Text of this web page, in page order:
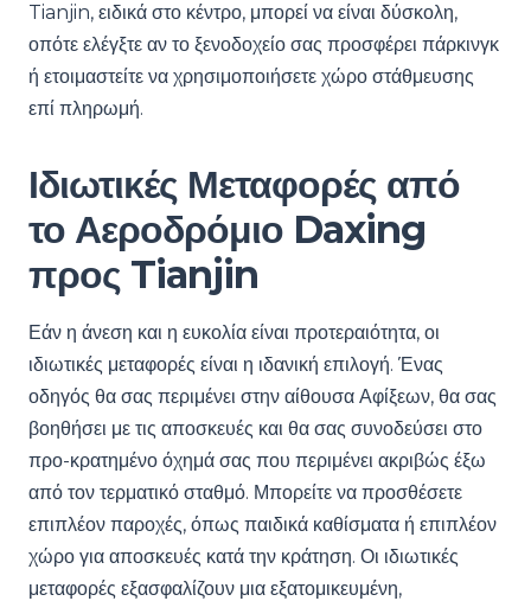
Tianjin, ειδικά στο κέντρο, μπορεί να είναι δύσκολη,
οπότε ελέγξτε αν το ξενοδοχείο σας προσφέρει πάρκινγκ
ή ετοιμαστείτε να χρησιμοποιήσετε χώρο στάθμευσης
επί πληρωμή.
Ιδιωτικές Μεταφορές από
το Αεροδρόμιο Daxing
προς Tianjin
Εάν η άνεση και η ευκολία είναι προτεραιότητα, οι
ιδιωτικές μεταφορές είναι η ιδανική επιλογή. Ένας
οδηγός θα σας περιμένει στην αίθουσα Αφίξεων, θα σας
βοηθήσει με τις αποσκευές και θα σας συνοδεύσει στο
προ-κρατημένο όχημά σας που περιμένει ακριβώς έξω
από τον τερματικό σταθμό. Μπορείτε να προσθέσετε
επιπλέον παροχές, όπως παιδικά καθίσματα ή επιπλέον
χώρο για αποσκευές κατά την κράτηση. Οι ιδιωτικές
μεταφορές εξασφαλίζουν μια εξατομικευμένη,